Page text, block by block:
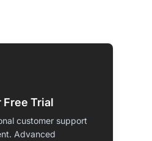
Free Trial
customer support
Advanced